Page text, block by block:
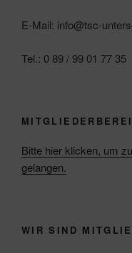
E-Mail: info@tsc-
Tel.: 0 89 / 99 01 77 35
Bitte hier klicken, um
gelangen.
WIR SIND